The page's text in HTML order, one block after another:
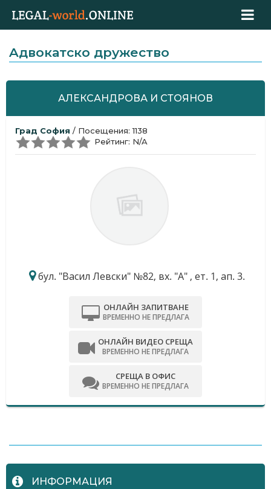
Aдвокатскo дружествo
АЛЕКСАНДРОВА И СТОЯНОВ
Град София / Посещения: 1138
Рейтинг: N/A
бул. "Васил Левски" №82, вх. "А" , ет. 1, ап. 3.
ОНЛАЙН ЗАПИТВАНЕ
ВРЕМЕННО НЕ ПРЕДЛАГА
ОНЛАЙН ВИДЕО СРЕЩА
ВРЕМЕННО НЕ ПРЕДЛАГА
СРЕЩА В ОФИС
ВРЕМЕННО НЕ ПРЕДЛАГА
ИНФОРМАЦИЯ